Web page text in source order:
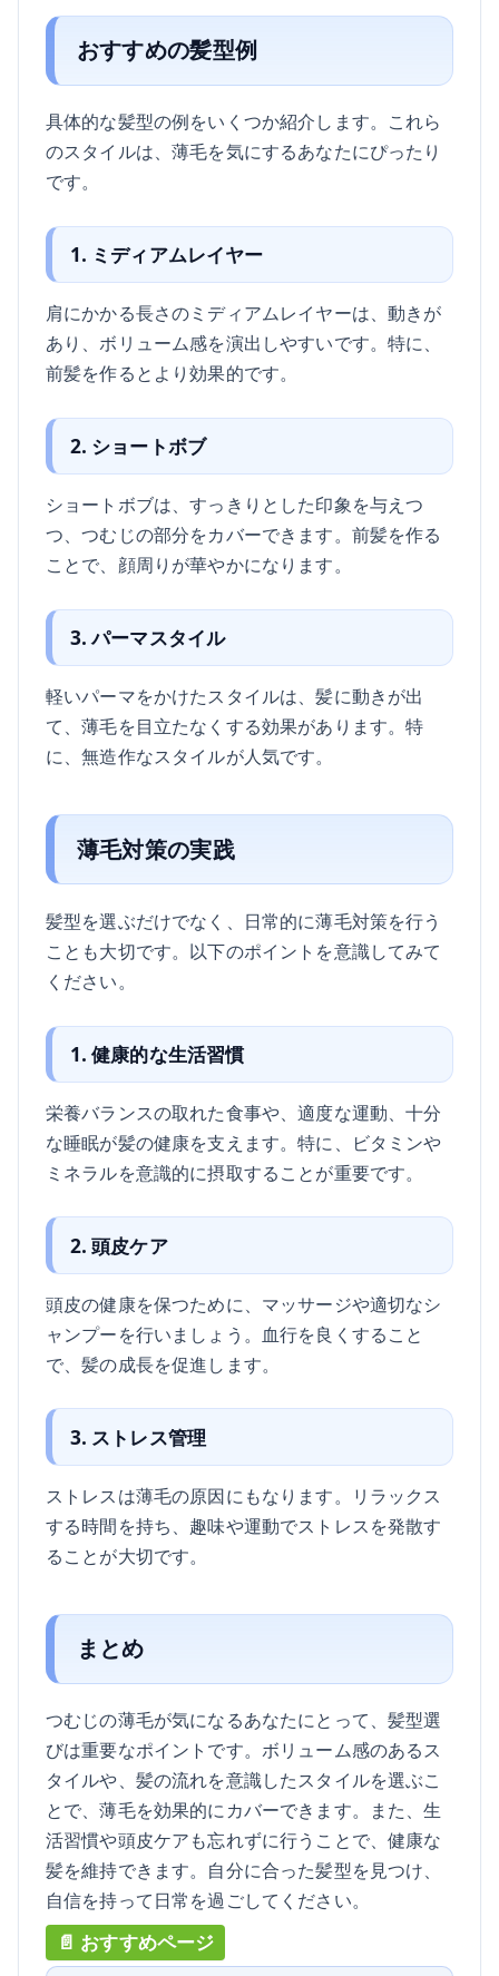
おすすめの髪型例
具体的な髪型の例をいくつか紹介します。これら
のスタイルは、薄毛を気にするあなたにぴったり
です。
1. ミディアムレイヤー
肩にかかる長さのミディアムレイヤーは、動きが
あり、ボリューム感を演出しやすいです。特に、
前髪を作るとより効果的です。
2. ショートボブ
ショートボブは、すっきりとした印象を与えつ
つ、つむじの部分をカバーできます。前髪を作る
ことで、顔周りが華やかになります。
3. パーマスタイル
軽いパーマをかけたスタイルは、髪に動きが出
て、薄毛を目立たなくする効果があります。特
に、無造作なスタイルが人気です。
薄毛対策の実践
髪型を選ぶだけでなく、日常的に薄毛対策を行う
ことも大切です。以下のポイントを意識してみて
ください。
1. 健康的な生活習慣
栄養バランスの取れた食事や、適度な運動、十分
な睡眠が髪の健康を支えます。特に、ビタミンや
ミネラルを意識的に摂取することが重要です。
2. 頭皮ケア
頭皮の健康を保つために、マッサージや適切なシ
ャンプーを行いましょう。血行を良くすること
で、髪の成長を促進します。
3. ストレス管理
ストレスは薄毛の原因にもなります。リラックス
する時間を持ち、趣味や運動でストレスを発散す
ることが大切です。
まとめ
つむじの薄毛が気になるあなたにとって、髪型選
びは重要なポイントです。ボリューム感のあるス
タイルや、髪の流れを意識したスタイルを選ぶこ
とで、薄毛を効果的にカバーできます。また、生
活習慣や頭皮ケアも忘れずに行うことで、健康な
髪を維持できます。自分に合った髪型を見つけ、
自信を持って日常を過ごしてください。